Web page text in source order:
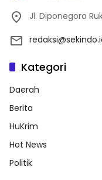
Jl. Diponegoro
Kategori
Daerah
Berita
HuKrim
Hot News
Politik